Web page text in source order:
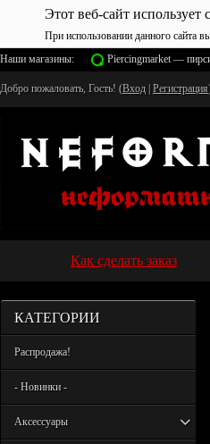
Этот веб-сайт
При использовании данного сайта
Наши магазины:
Piercingmarket —
Добро пожаловать, Гость! (Вход Регистрация
Как сделать заказ
КАТЕГОРИИ
Распродажа!
- Новинки -
Аксессуары